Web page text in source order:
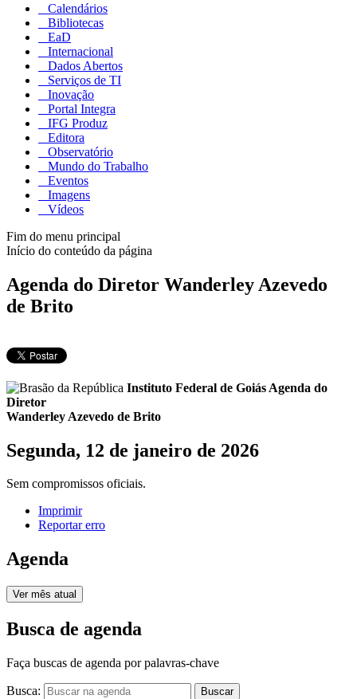
Calendários
Bibliotecas
EaD
Internacional
Dados Abertos
Serviços de TI
Inovação
Portal Integra
IFG Produz
Editora
Observatório
Mundo do Trabalho
Eventos
Imagens
Vídeos
Fim do menu principal
Início do conteúdo da página
Agenda do Diretor Wanderley Azevedo
de Brito
Instituto Federal de Goiás Agenda do
Diretor
Wanderley Azevedo de Brito
Segunda, 12 de janeiro de 2026
Sem compromissos oficiais.
Imprimir
Reportar erro
Agenda
Ver mês atual
Busca de agenda
Faça buscas de agenda por palavras-chave
Busca: Buscar